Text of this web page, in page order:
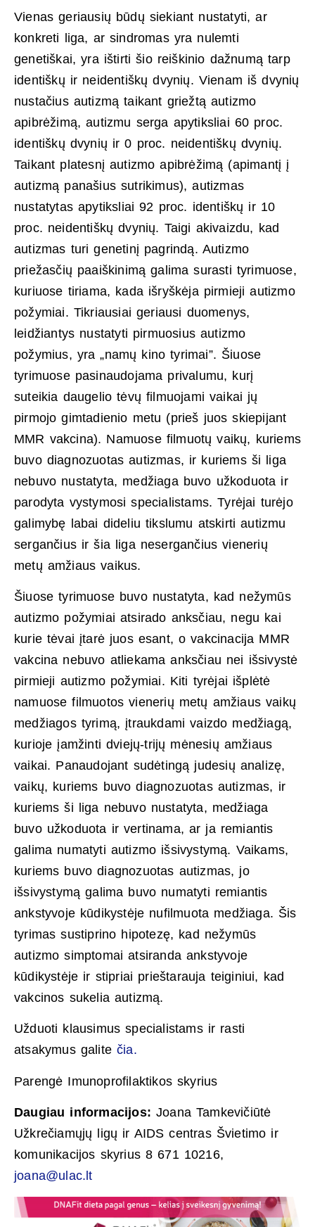
Vienas geriausių būdų siekiant nustatyti, ar
konkreti liga, ar sindromas yra nulemti
genetiškai, yra ištirti šio reiškinio dažnumą tarp
identiškų ir neidentiškų dvynių. Vienam iš dvynių
nustačius autizmą taikant griežtą autizmo
apibrėžimą, autizmu serga apytiksliai 60 proc.
identiškų dvynių ir 0 proc. neidentiškų dvynių.
Taikant platesnį autizmo apibrėžimą (apimantį į
autizmą panašius sutrikimus), autizmas
nustatytas apytiksliai 92 proc. identiškų ir 10
proc. neidentiškų dvynių. Taigi akivaizdu, kad
autizmas turi genetinį pagrindą. Autizmo
priežasčių paaiškinimą galima surasti tyrimuose,
kuriuose tiriama, kada išryškėja pirmieji autizmo
požymiai. Tikriausiai geriausi duomenys,
leidžiantys nustatyti pirmuosius autizmo
požymius, yra „namų kino tyrimai”. Šiuose
tyrimuose pasinaudojama privalumu, kurį
suteikia daugelio tėvų filmuojami vaikai jų
pirmojo gimtadienio metu (prieš juos skiepijant
MMR vakcina). Namuose filmuotų vaikų, kuriems
buvo diagnozuotas autizmas, ir kuriems ši liga
nebuvo nustatyta, medžiaga buvo užkoduota ir
parodyta vystymosi specialistams. Tyrėjai turėjo
galimybę labai dideliu tikslumu atskirti autizmu
sergančius ir šia liga nesergančius vienerių
metų amžiaus vaikus.
Šiuose tyrimuose buvo nustatyta, kad nežymūs
autizmo požymiai atsirado anksčiau, negu kai
kurie tėvai įtarė juos esant, o vakcinacija MMR
vakcina nebuvo atliekama anksčiau nei išsivystė
pirmieji autizmo požymiai. Kiti tyrėjai išplėtė
namuose filmuotos vienerių metų amžiaus vaikų
medžiagos tyrimą, įtraukdami vaizdo medžiagą,
kurioje įamžinti dviejų-trijų mėnesių amžiaus
vaikai. Panaudojant sudėtingą judesių analizę,
vaikų, kuriems buvo diagnozuotas autizmas, ir
kuriems ši liga nebuvo nustatyta, medžiaga
buvo užkoduota ir vertinama, ar ja remiantis
galima numatyti autizmo išsivystymą. Vaikams,
kuriems buvo diagnozuotas autizmas, jo
išsivystymą galima buvo numatyti remiantis
ankstyvoje kūdikystėje nufilmuota medžiaga. Šis
tyrimas sustiprino hipotezę, kad nežymūs
autizmo simptomai atsiranda ankstyvoje
kūdikystėje ir stipriai prieštarauja teiginiui, kad
vakcinos sukelia autizmą.
Užduoti klausimus specialistams ir rasti
atsakymus galite čia.
Parengė Imunoprofilaktikos skyrius
Daugiau informacijos: Joana Tamkevičiūtė
Užkrečiamųjų ligų ir AIDS centras Švietimo ir
komunikacijos skyrius 8 671 10216,
joana@ulac.lt